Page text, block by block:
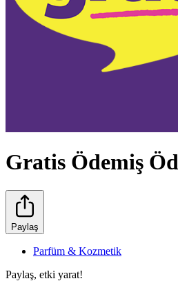
Gratis Ödemiş
Paylaş
Parfüm & Kozmetik
Paylaş, etki yarat!